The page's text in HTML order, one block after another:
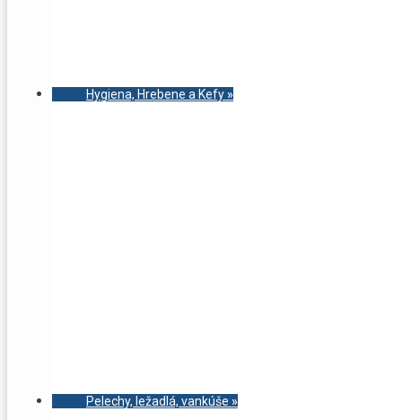
Hygiena, Hrebene a Kefy»
Pelechy, ležadlá, vankúše »